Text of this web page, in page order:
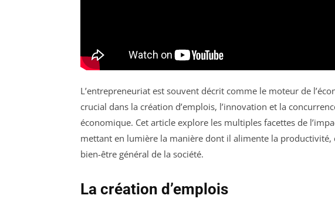
L’entrepreneuriat est souvent décrit comme le moteur de
crucial dans la création d’emplois, l’innovation et la
économique. Cet article explore les multiples facettes de
mettant en lumière la manière dont il alimente la productivité,
bien-être général de la société.
La création d’emplois